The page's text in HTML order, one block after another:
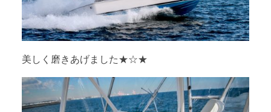
美しく磨きあげました★☆★